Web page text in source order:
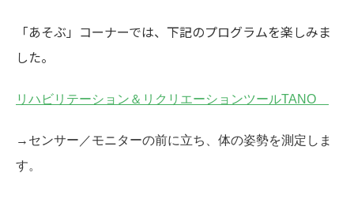
「あそぶ」コーナーでは、下記のプログラムを楽しみま
した。
リハビリテーション＆リクリエーションツールTANO
→センサー／モニターの前に立ち、体の姿勢を測定しま
す。